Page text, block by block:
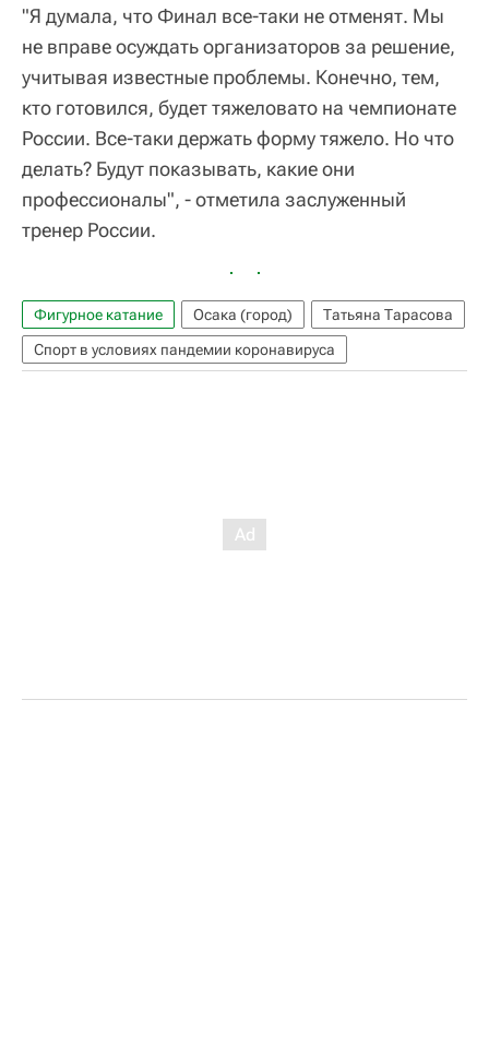
"Я думала, что Финал все-таки не отменят. Мы
не вправе осуждать организаторов за решение,
учитывая известные проблемы. Конечно, тем,
кто готовился, будет тяжеловато на чемпионате
России. Все-таки держать форму тяжело. Но что
делать? Будут показывать, какие они
профессионалы", - отметила заслуженный
тренер России.
Фигурное катание Осака (город)
Татьяна Тарасова
Спорт в условиях пандемии коронавируса